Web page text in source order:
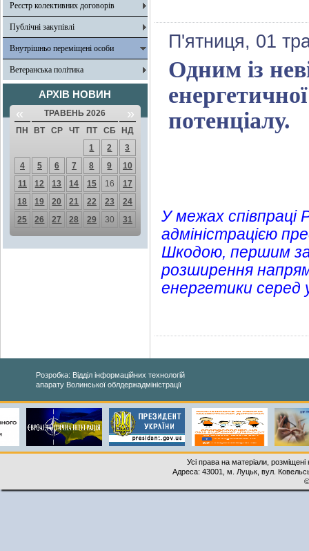
Реєстр колективних договорів
Публічні закупівлі
Внутрішньо переміщені особи
Ветеранська політика
АРХІВ НОВИН
« ТРАВЕНЬ 2026 »
ПН ВТ СР ЧТ ПТ СБ
НД
1
2
3
4
5 6 7 8 9
10
11
12 13 14 15 16
17
18
19 20 21 22 23
24
25
26 27 28 29 30 31
П'ятниця, 01
Одним із
потенціалу.
У межах співпраці
адміністрацією
Шкодою, першим
розширення
енергетики серед
Розробка: Відділ інформаційних технологій
апарату Волинської облдержадміністрації
Усі права на матеріали,
Адреса: 43001, м. Луцьк, вул.